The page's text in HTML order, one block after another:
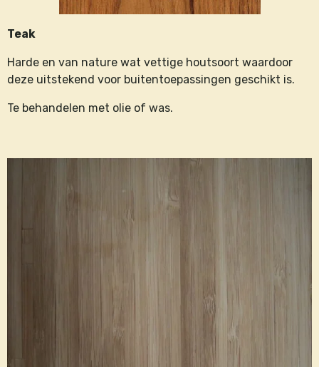
Teak
Harde en van nature wat vettige houtsoort waardoor
deze uitstekend voor buitentoepassingen geschikt is.
Te behandelen met olie of was.